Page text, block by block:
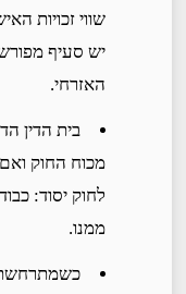
שווי זכויות
יש סעיף מפורש
האזרחי.
בית הדין
מכוח החוק ואם
לחוק יסוד:
ממנו.
כשמתרחשת